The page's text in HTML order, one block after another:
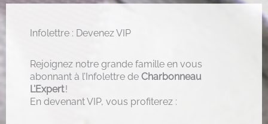
Infolettre : Devenez VIP
Rejoignez notre grande famille en vous
abonnant à l’Infolettre de Charbonneau
L’Expert!
En devenant VIP, vous profiterez :